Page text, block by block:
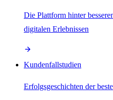
Die Plattform hinter
digitalen Erlebnissen
Kundenfallstudien
Erfolgsgeschichten der